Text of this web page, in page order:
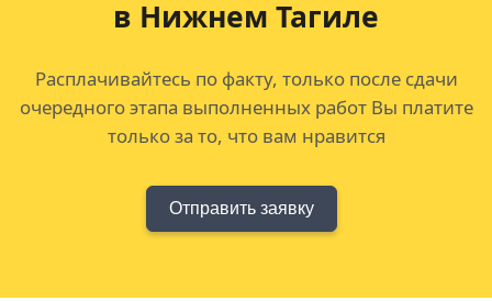
в Нижнем Тагиле
Расплачивайтесь по факту, только после сдачи
очередного этапа выполненных работ Вы платите
только за то, что вам нравится
Отправить заявку